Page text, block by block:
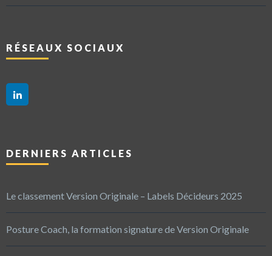
RÉSEAUX SOCIAUX
DERNIERS ARTICLES
Le classement Version Originale – Labels Décideurs 2025
Posture Coach, la formation signature de Version Originale